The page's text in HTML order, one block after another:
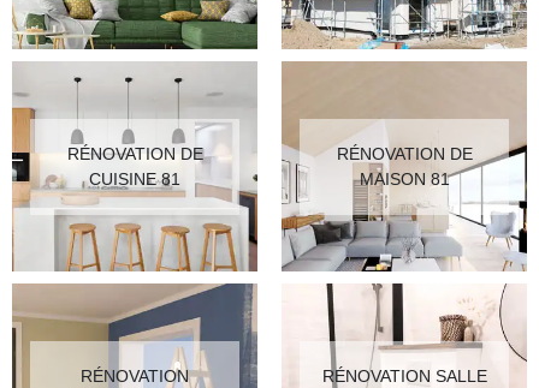
RÉNOVATION DE
CUISINE 81
RÉNOVATION DE
MAISON 81
RÉNOVATION
RÉNOVATION SALLE